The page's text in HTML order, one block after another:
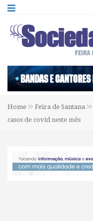
Home Feira de Santana
casos de covid neste mês